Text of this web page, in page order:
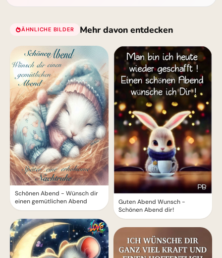
ÄHNLICHE BILDER Mehr davon entdecken
Schönen Abend - Wünsch dir
einen gemütlichen Abend
Guten Abend Wunsch -
Schönen Abend dir!